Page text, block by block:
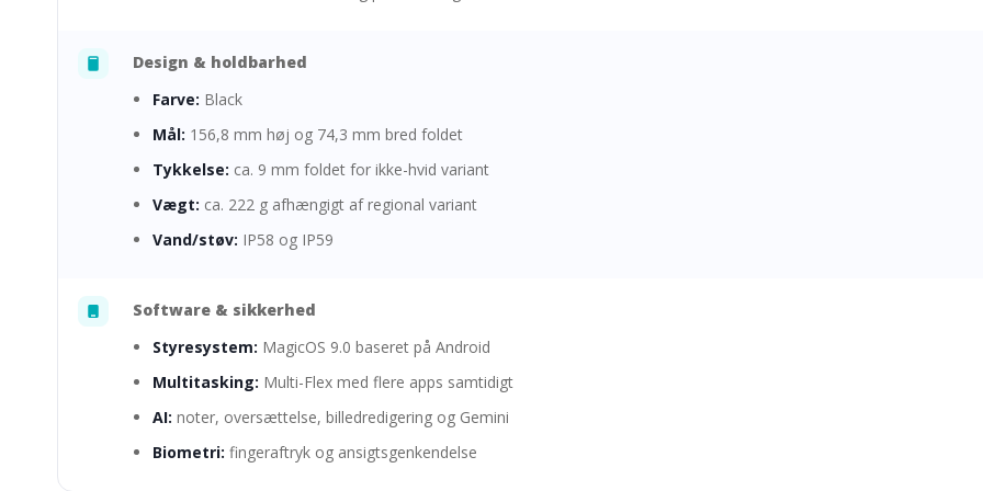
Design & holdbarhed
Farve: Black
Mål: 156,8 mm høj og 74,3 mm bred foldet
Tykkelse: ca. 9 mm foldet for ikke-hvid variant
Vægt: ca. 222 g afhængigt af regional variant
Vand/støv: IP58 og IP59
Software & sikkerhed
Styresystem: MagicOS 9.0 baseret på Android
Multitasking: Multi-Flex med flere apps samtidigt
AI: noter, oversættelse, billedredigering og Gemini
Biometri: fingeraftryk og ansigtsgenkendelse